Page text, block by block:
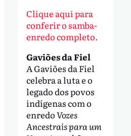
Clique aqui para
conferir o samba-
enredo completo.
Gaviões da Fiel
A Gaviões da Fiel
celebra a luta e o
legado dos povos
indígenas com o
enredoVozes
Ancestrais para um